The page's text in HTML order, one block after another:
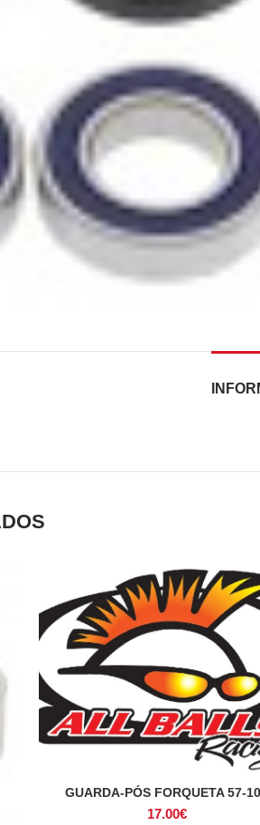
ADICIONAR
GUARDA-PÓS FORQUETA 57-
17.00€